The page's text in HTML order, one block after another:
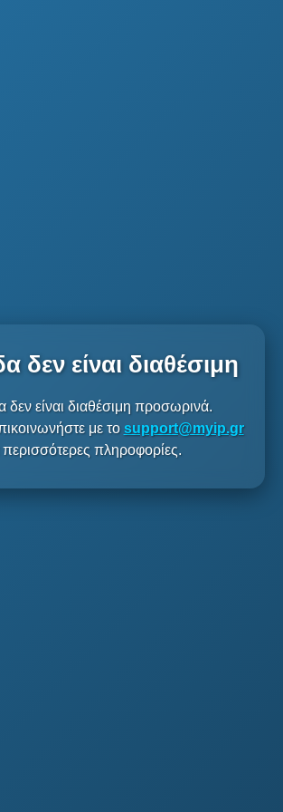
δεν είναι διαθέσιμη
δεν είναι διαθέσιμη προσωρινά.
με το support@myip.gr
περισσότερες πληροφορίες.